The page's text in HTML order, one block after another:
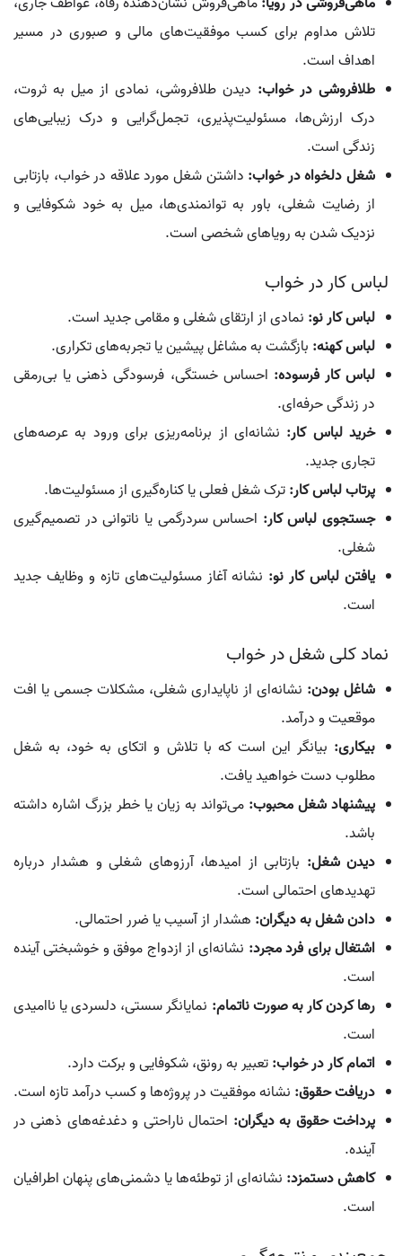
تلاش مداوم برای کسب موفقیت‌های مالی و صبوری در مسیر
اهداف است.
طلافروشی در خواب: دیدن طلافروشی، نمادی از میل به ثروت،
درک ارزش‌ها، مسئولیت‌پذیری، تجمل‌گرایی و درک زیبایی‌های
زندگی است.
شغل دلخواه در خواب: داشتن شغل مورد علاقه در خواب، بازتابی
از رضایت شغلی، باور به توانمندی‌ها، میل به خود شکوفایی و
نزدیک شدن به رویاهای شخصی است.
لباس کار در خواب
لباس کار نو: نمادی از ارتقای شغلی و مقامی جدید است.
لباس کهنه: بازگشت به مشاغل پیشین یا تجربه‌های تکراری.
لباس کار فرسوده: احساس خستگی، فرسودگی ذهنی یا بی‌رمقی
در زندگی حرفه‌ای.
خرید لباس کار: نشانه‌ای از برنامه‌ریزی برای ورود به عرصه‌های
تجاری جدید.
پرتاب لباس کار:ترک شغل فعلی یا کناره‌گیری از مسئولیت‌ها.
جستجوی لباس کار: احساس سردرگمی یا ناتوانی در تصمیم‌گیری
شغلی.
یافتن لباس کار نو: نشانه‌ آغاز مسئولیت‌های تازه و وظایف جدید
است.
نماد کلی شغل در خواب
شاغل بودن: نشانه‌ای از ناپایداری شغلی، مشکلات جسمی یا افت
موقعیت و درآمد.
بیکاری: بیانگر این است که با تلاش و اتکای به خود، به شغل
مطلوب دست خواهید یافت.
پیشنهاد شغل محبوب: می‌تواند به زیان یا خطر بزرگ اشاره داشته
باشد.
دیدن شغل: بازتابی از امیدها، آرزوهای شغلی و هشدار درباره
تهدیدهای احتمالی است.
دادن شغل به دیگران: هشدار از آسیب یا ضرر احتمالی.
اشتغال برای فرد مجرد: نشانه‌ای از ازدواج موفق و خوشبختی آینده
است.
رها کردن کار به صورت ناتمام: نمایانگر سستی، دلسردی یا ناامیدی
است.
اتمام کار در خواب:تعبیر به رونق، شکوفایی و برکت دارد.
دریافت حقوق: نشانه موفقیت در پروژه‌ها و کسب درآمد تازه است.
پرداخت حقوق به دیگران: احتمال ناراحتی و دغدغه‌های ذهنی در
آینده.
کاهش دستمزد: نشانه‌ای از توطئه‌ها یا دشمنی‌های پنهان اطرافیان
است.